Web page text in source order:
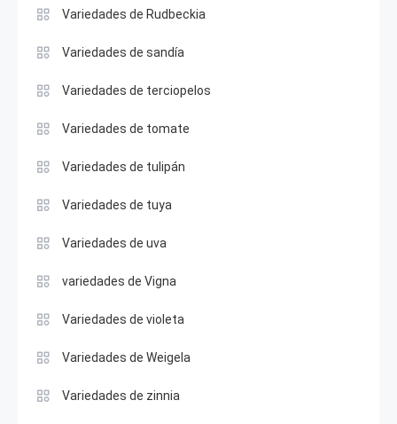
Variedades de Rudbeckia
Variedades de sandía
Variedades de terciopelos
Variedades de tomate
Variedades de tulipán
Variedades de tuya
Variedades de uva
variedades de Vigna
Variedades de violeta
Variedades de Weigela
Variedades de zinnia